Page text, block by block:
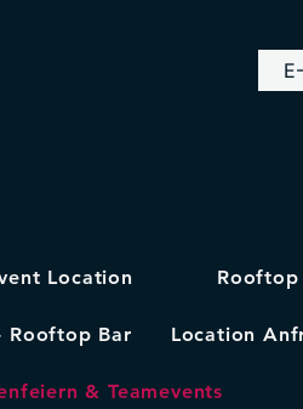
Location Rooftop
Rooftop Bar Location
& Teamevents